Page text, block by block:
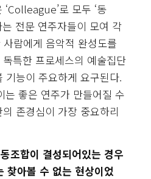
로 모두 ‘동
전문 연주자들이 모여 각
람에게 음악적 완성도를
특한 프로세스의 예술집단
기능이 주요하게 요구된다.
는 좋은 연주가 만들어질 수
존경심이 가장 중요하리
조합이 결성되어있는 경우
찾아볼 수 없는 현상이었